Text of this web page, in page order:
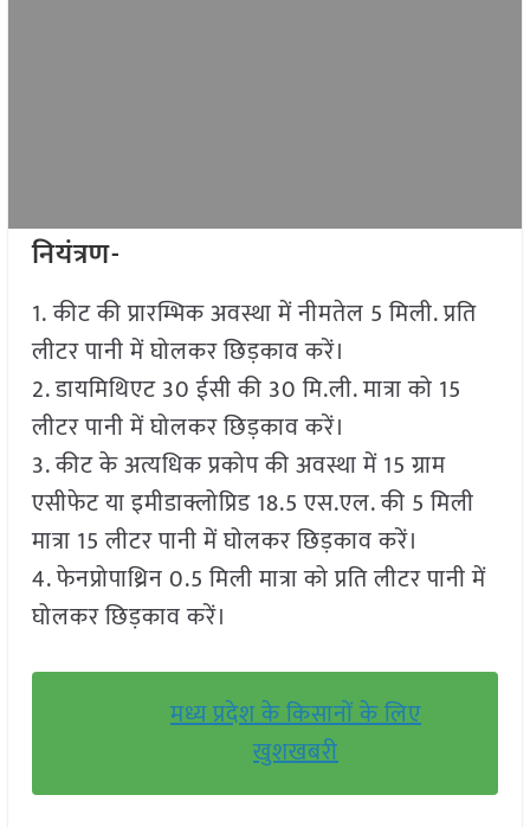
नियंत्रण-
1. कीट की प्रारम्भिक अवस्था में नीमतेल 5 मिली. प्रति
लीटर पानी में घोलकर छिड़काव करें।
2. डायमिथिएट 30 ईसी की 30 मि.ली. मात्रा को 15
लीटर पानी में घोलकर छिड़काव करें।
3. कीट के अत्यधिक प्रकोप की अवस्था में 15 ग्राम
एसीफेट या इमीडाक्लोप्रिड 18.5 एस.एल. की 5 मिली
मात्रा 15 लीटर पानी में घोलकर छिड़काव करें।
4. फेनप्रोपाथ्रिन 0.5 मिली मात्रा को प्रति लीटर पानी में
घोलकर छिड़काव करें।
मध्य प्रदेश के किसानों के लिए
खुशखबरी